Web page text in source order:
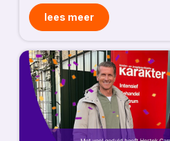
lees meer